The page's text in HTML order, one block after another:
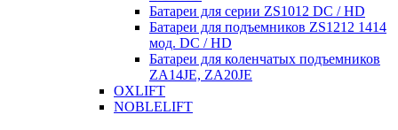
Батареи для серии ZS1012 DC / HD
Батареи для подъемников ZS1212 1414
мод. DC / HD
Батареи для коленчатых подъемников
ZA14JE, ZA20JE
OXLIFT
NOBLELIFT